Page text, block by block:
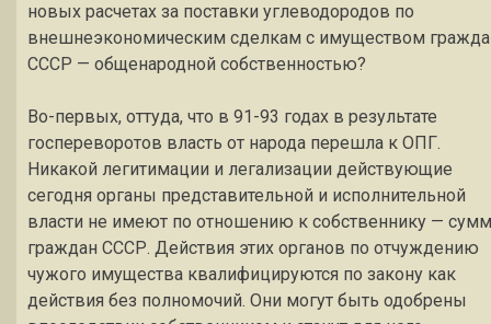
новых расчетах за поставки углеводородов по
внешнеэкономическим сделкам с имуществом
СССР — общенародной собственностью?
Во-первых, оттуда, что в 91-93 годах в результате
госпереворотов власть от народа перешла к ОПГ.
Никакой легитимации и легализации действующие
сегодня органы представительной и исполнительной
власти не имеют по отношению к собственнику —
граждан СССР. Действия этих органов по отчуждению
чужого имущества квалифицируются по закону как
действия без полномочий. Они могут быть одобрены